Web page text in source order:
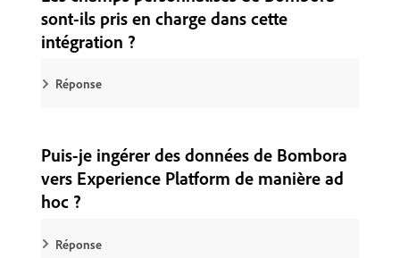
sont-ils pris en charge dans cette
intégration ?
Réponse
Puis-je ingérer des données de Bombora
vers Experience Platform de manière ad
hoc ?
Réponse